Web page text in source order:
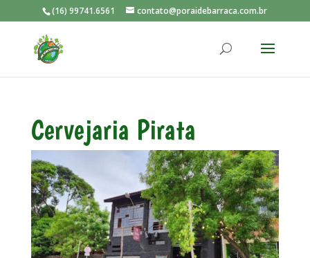
(16) 99741.6561 contato@poraidebarraca.com.br
Cervejaria Pirata